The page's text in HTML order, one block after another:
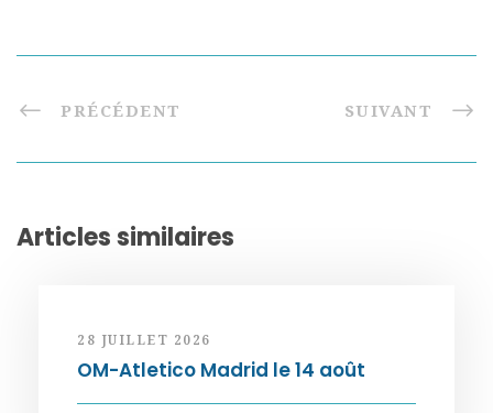
PRÉCÉDENT SUIVANT
Articles similaires
28 JUILLET 2026
OM-Atletico Madrid le 14 août